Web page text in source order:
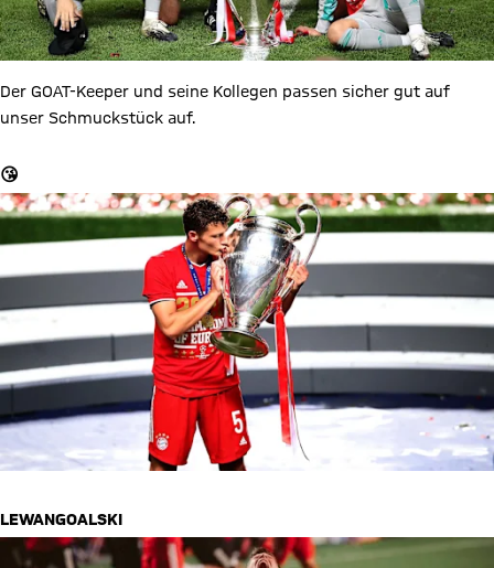
Der GOAT-Keeper und seine Kollegen passen sicher gut auf
unser Schmuckstück auf.
😘
LEWANGOALSKI